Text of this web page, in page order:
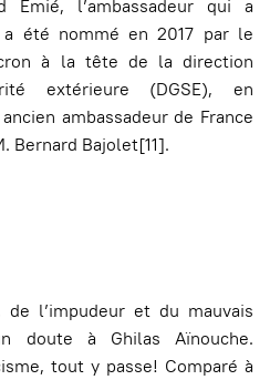
Émié, l’ambassadeur qui a
été nommé en 2017 par le
à la tête de la direction
extérieure (DGSE), en
ambassadeur de France
Bernard Bajolet[11].
de l’impudeur et du mauvais
doute à Ghilas Aïnouche.
tout y passe! Comparé à